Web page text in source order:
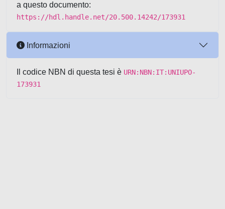
a questo documento:
https://hdl.handle.net/20.500.14242/173931
Informazioni
Il codice NBN di questa tesi è URN:NBN:IT:UNIUPO-
173931